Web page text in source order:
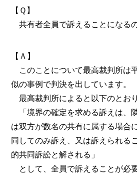
【Ｑ】
共有者全員で訴えることになる
【Ａ】
このことについて最高裁判所は
似の事例で判決を出しています。
最高裁判所によると以下のとおり
「境界の確定を求める訴えは、
は双方が数名の共有に属する場合
同してのみ訴え、又は訴えられる
的共同訴訟と解される」
として、全員で訴えることが必